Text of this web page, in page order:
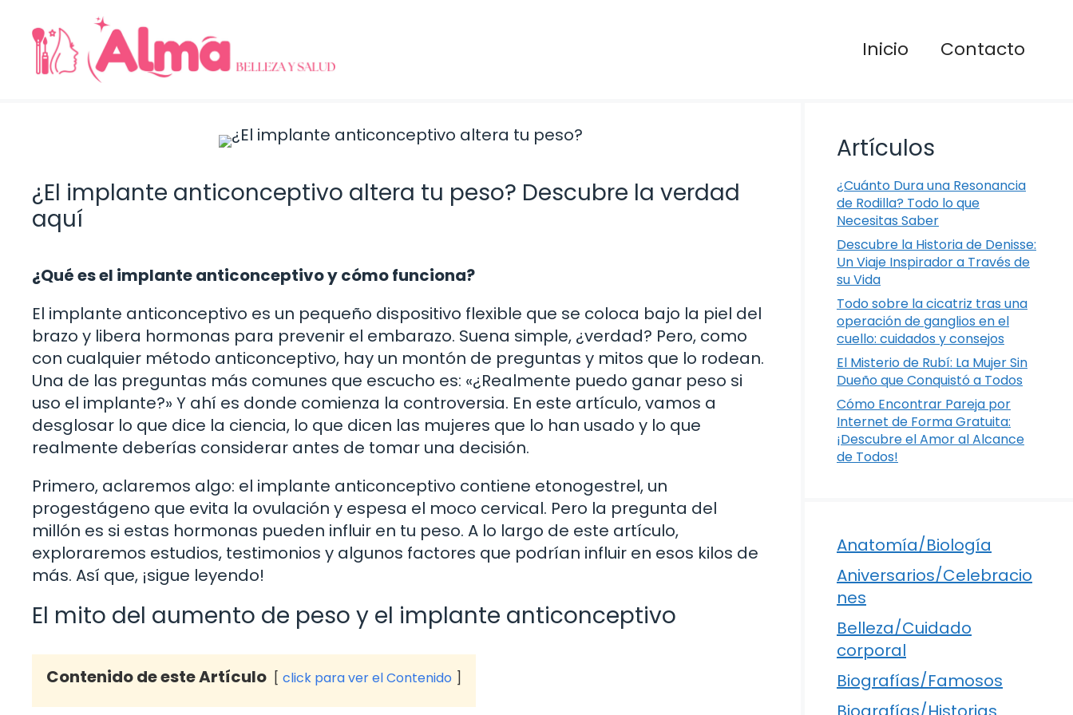
contenido
Inicio Contacto
¿El implante anticonceptivo altera tu peso? Descubre la verdad
aquí
¿Qué es el implante anticonceptivo y cómo funciona?
El implante anticonceptivo es un pequeño dispositivo flexible que se coloca bajo la piel del
brazo y libera hormonas para prevenir el embarazo. Suena simple, ¿verdad? Pero, como
con cualquier método anticonceptivo, hay un montón de preguntas y mitos que lo rodean.
Una de las preguntas más comunes que escucho es: «¿Realmente puedo ganar peso si
uso el implante?» Y ahí es donde comienza la controversia. En este artículo, vamos a
desglosar lo que dice la ciencia, lo que dicen las mujeres que lo han usado y lo que
realmente deberías considerar antes de tomar una decisión.
Primero, aclaremos algo: el implante anticonceptivo contiene etonogestrel, un
progestágeno que evita la ovulación y espesa el moco cervical. Pero la pregunta del
millón es si estas hormonas pueden influir en tu peso. A lo largo de este artículo,
exploraremos estudios, testimonios y algunos factores que podrían influir en esos kilos de
más. Así que, ¡sigue leyendo!
El mito del aumento de peso y el implante anticonceptivo
Contenido de este Artículo click para ver el Contenido
Artículos
¿Cuánto Dura una Resonancia
de Rodilla? Todo lo que
Necesitas Saber
Descubre la Historia de Denisse:
Un Viaje Inspirador a Través de
su Vida
Todo sobre la cicatriz tras una
operación de ganglios en el
cuello: cuidados y consejos
El Misterio de Rubí: La Mujer Sin
Dueño que Conquistó a Todos
Cómo Encontrar Pareja por
Internet de Forma Gratuita:
¡Descubre el Amor al Alcance
de Todos!
Anatomía/Biología
Aniversarios/Celebracio
nes
Belleza/Cuidado
corporal
Biografías/Famosos